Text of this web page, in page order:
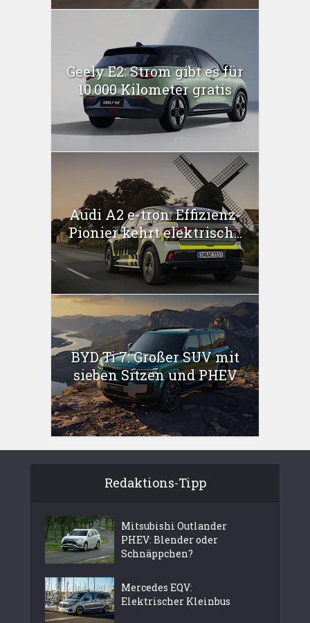
Geely E2: Strom gibt es für
10.000 Kilometer gratis
Audi A2 e-tron: Effizienz-
Pionier kehrt elektrisch...
BYD Ti 7: Großer SUV mit
sieben Sitzen und PHEV
Redaktions-Tipp
Mitsubishi Outlander
PHEV: Blender oder
Schnäppchen?
Mercedes EQV:
Elektrischer Kleinbus